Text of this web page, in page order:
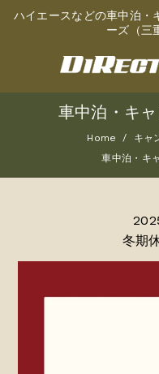
ハイエースなどの車中泊・
ーズ（三
車中泊・キ
Home
キャ
車中泊・キ
冬期